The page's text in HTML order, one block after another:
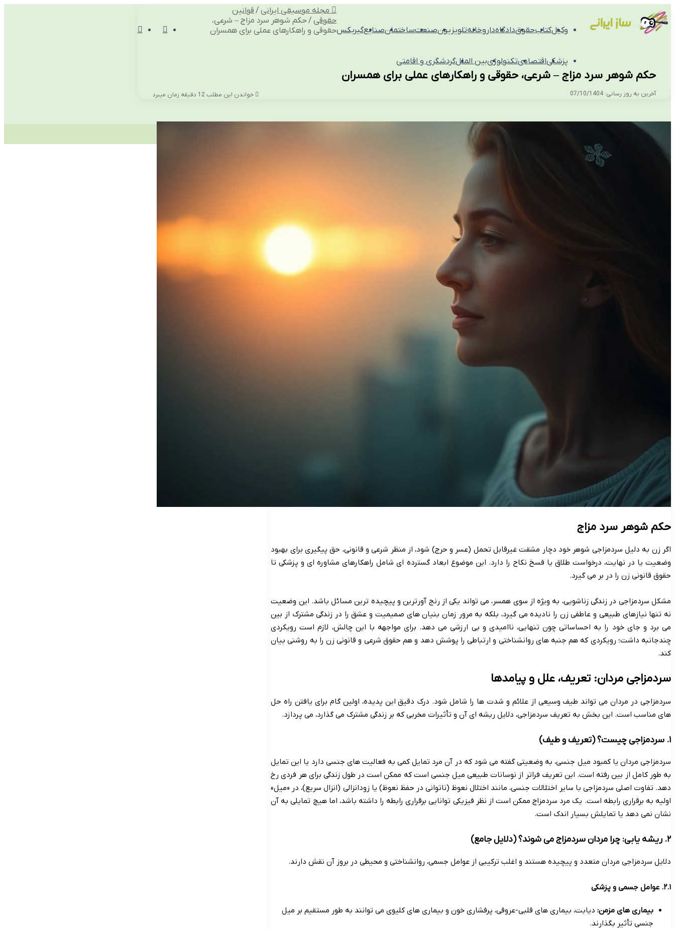
وکیلکتابحقوقدادگاهداروخانهتلویزیونصنعتساختمانصنایعگیربکس
پزشکیاقتصادیتکنولوژیبین المللگردشگری و اقامتی
مجله موسیقی ایرانی /قوانین
حقوقی /حکم شوهر سرد مزاج – شرعی،
حقوقی و راهکارهای عملی برای همسران
حکم شوهر سرد مزاج – شرعی، حقوقی و راهکارهای عملی برای همسران
آخرین به روز رسانی: 07/10/1404 خواندن این مطلب 12 دقیقه زمان میبرد
حکم شوهر سرد مزاج
اگر زن به دلیل سردمزاجی شوهر خود دچار مشقت غیرقابل تحمل (عسر و حرج) شود، از منظر شرعی و قانونی، حق پیگیری برای بهبود
وضعیت یا در نهایت، درخواست طلاق یا فسخ نکاح را دارد. این موضوع ابعاد گسترده ای شامل راهکارهای مشاوره ای و پزشکی تا
حقوق قانونی زن را در بر می گیرد.
مشکل سردمزاجی در زندگی زناشویی، به ویژه از سوی همسر، می تواند یکی از رنج آورترین و پیچیده ترین مسائل باشد. این وضعیت
نه تنها نیازهای طبیعی و عاطفی زن را نادیده می گیرد، بلکه به مرور زمان بنیان های صمیمیت و عشق را در زندگی مشترک از بین
می برد و جای خود را به احساساتی چون تنهایی، ناامیدی و بی ارزشی می دهد. برای مواجهه با این چالش، لازم است رویکردی
چندجانبه داشت؛ رویکردی که هم جنبه های روانشناختی و ارتباطی را پوشش دهد و هم حقوق شرعی و قانونی زن را به روشنی بیان
کند.
سردمزاجی مردان: تعریف، علل و پیامدها
سردمزاجی در مردان می تواند طیف وسیعی از علائم و شدت ها را شامل شود. درک دقیق این پدیده، اولین گام برای یافتن راه حل
های مناسب است. این بخش به تعریف سردمزاجی، دلایل ریشه ای آن و تأثیرات مخربی که بر زندگی مشترک می گذارد، می پردازد.
۱. سردمزاجی چیست؟ (تعریف و طیف)
سردمزاجی مردان یا کمبود میل جنسی، به وضعیتی گفته می شود که در آن مرد تمایل کمی به فعالیت های جنسی دارد یا این تمایل
به طور کامل از بین رفته است. این تعریف فراتر از نوسانات طبیعی میل جنسی است که ممکن است در طول زندگی برای هر فردی رخ
دهد. تفاوت اصلی سردمزاجی با سایر اختلالات جنسی، مانند اختلال نعوظ (ناتوانی در حفظ نعوظ) یا زودانزالی (انزال سریع)، در «میل»
اولیه به برقراری رابطه است. یک مرد سردمزاج ممکن است از نظر فیزیکی توانایی برقراری رابطه را داشته باشد، اما هیچ تمایلی به آن
نشان نمی دهد یا تمایلش بسیار اندک است.
۲. ریشه یابی: چرا مردان سردمزاج می شوند؟ (دلایل جامع)
دلایل سردمزاجی مردان متعدد و پیچیده هستند و اغلب ترکیبی از عوامل جسمی، روانشناختی و محیطی در بروز آن نقش دارند.
۲.۱. عوامل جسمی و پزشکی
بیماری های مزمن: دیابت، بیماری های قلبی-عروقی، پرفشاری خون و بیماری های کلیوی می توانند به طور مستقیم بر میل
جنسی تأثیر بگذارند.